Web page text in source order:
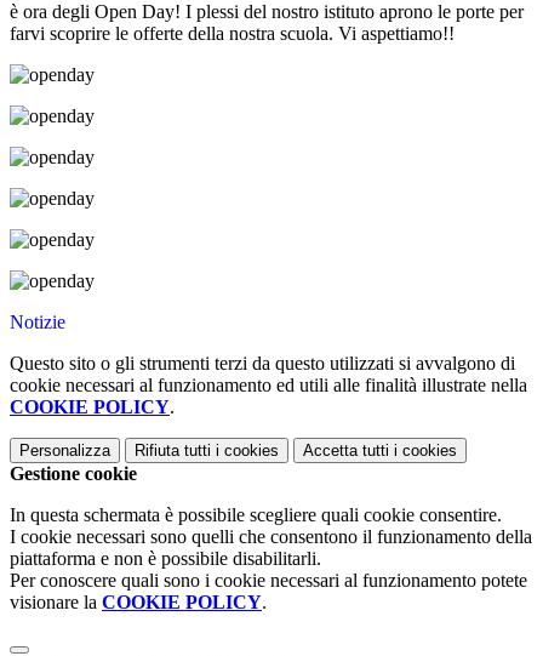
è ora degli Open Day! I plessi del nostro istituto aprono le porte per
farvi scoprire le offerte della nostra scuola. Vi aspettiamo!!
Notizie
Questo sito o gli strumenti terzi da questo utilizzati si avvalgono di
cookie necessari al funzionamento ed utili alle finalità illustrate nella
COOKIE POLICY.
Personalizza Rifiuta tutti i cookies Accetta tutti i cookies
Gestione cookie
In questa schermata è possibile scegliere quali cookie consentire.
I cookie necessari sono quelli che consentono il funzionamento della
piattaforma e non è possibile disabilitarli.
Per conoscere quali sono i cookie necessari al funzionamento potete
visionare la COOKIE POLICY.